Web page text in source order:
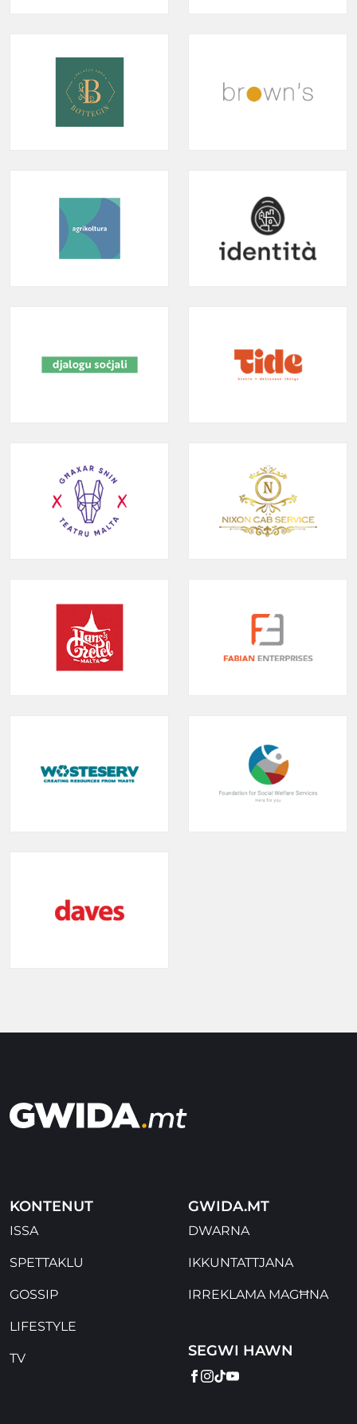
KONTENUT
ISSA
SPETTAKLU
GOSSIP
LIFESTYLE
TV
GWIDA.MT
DWARNA
IKKUNTATTJANA
IRREKLAMA MAGĦNA
SEGWI HAWN
FACEBOOK
INSTAGRAM
TIKTOK
YOUTUBE